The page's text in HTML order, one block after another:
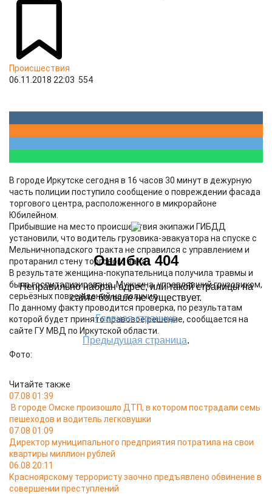
Происшествия
06.11.2018 22:03 554
В городе Иркутске сегодня в 16 часов 30 минут в дежурную
часть полиции поступило сообщение о повреждении фасада
торгового центра, расположенного в микрорайоне
Юбилейном.
Прибывшие на место происшествия экипажи ГИБДД
установили, что водитель грузовика-эвакуатора на спуске с
Мельничнопадского тракта не справился с управлением и
протаранил стену торгового зала.
В результате женщина-покупательница получила травмы и
была госпитализирована. Мужчина, управлявший грузовиком,
серьёзных повреждений не получил.
По данному факту проводится проверка, по результатам
которой будет принято правовое решение, сообщается на
сайте ГУ МВД по Иркутской области.
Фото:
Читайте также
07.08 01:39
В городе Омске произошло ДТП, в котором пострадали семь
пешеходов и водитель легковушки
07.08 01:09
Директор муниципального предприятия потратила на свои
квартиры миллион рублей
06.08 20:11
Красноярскому террористу заочно предъявлено обвинение в
совершении преступлений